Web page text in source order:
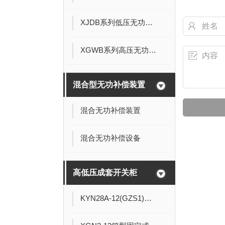
XJDB系列低压无功功率补偿装置
XGWB系列高压无功补偿装置
混合型无功补偿装置
混合无功补偿装置
混合无功补偿设备
高低压成套开关柜
KYN28A-12(GZS1)型高压开关柜